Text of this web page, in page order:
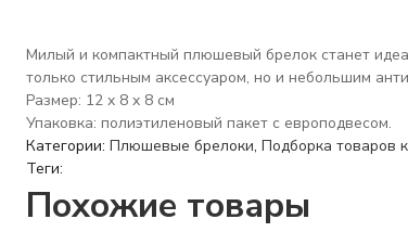
Милый и компактный плюшевый брелок станет
только стильным аксессуаром, но и небольшим
Размер: 12 x 8 x 8 см
Упаковка: полиэтиленовый пакет с европодвесом.
Категории: Плюшевые брелоки, Подборка товаров
Теги:
Похожие товары